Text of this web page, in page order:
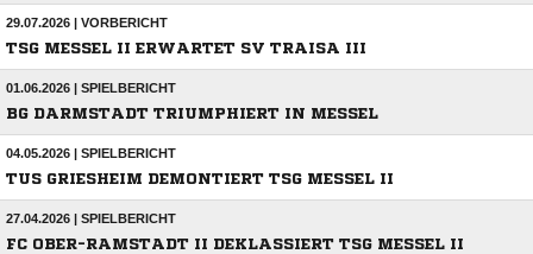
29.07.2026 | VORBERICHT
TSG MESSEL II ERWARTET SV TRAISA III
01.06.2026 | SPIELBERICHT
BG DARMSTADT TRIUMPHIERT IN MESSEL
04.05.2026 | SPIELBERICHT
TUS GRIESHEIM DEMONTIERT TSG MESSEL II
27.04.2026 | SPIELBERICHT
FC OBER-RAMSTADT II DEKLASSIERT TSG MESSEL II